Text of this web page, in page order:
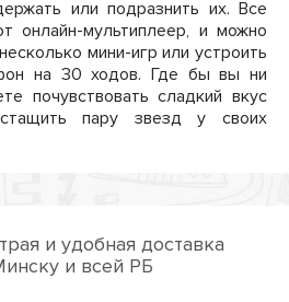
или подразнить их. Все
онлайн-мультиплеер, и можно
мини-игр или устроить
на 30 ходов. Где бы вы ни
почувствовать сладкий вкус
пару звезд у своих
и удобная доставка
и всей РБ